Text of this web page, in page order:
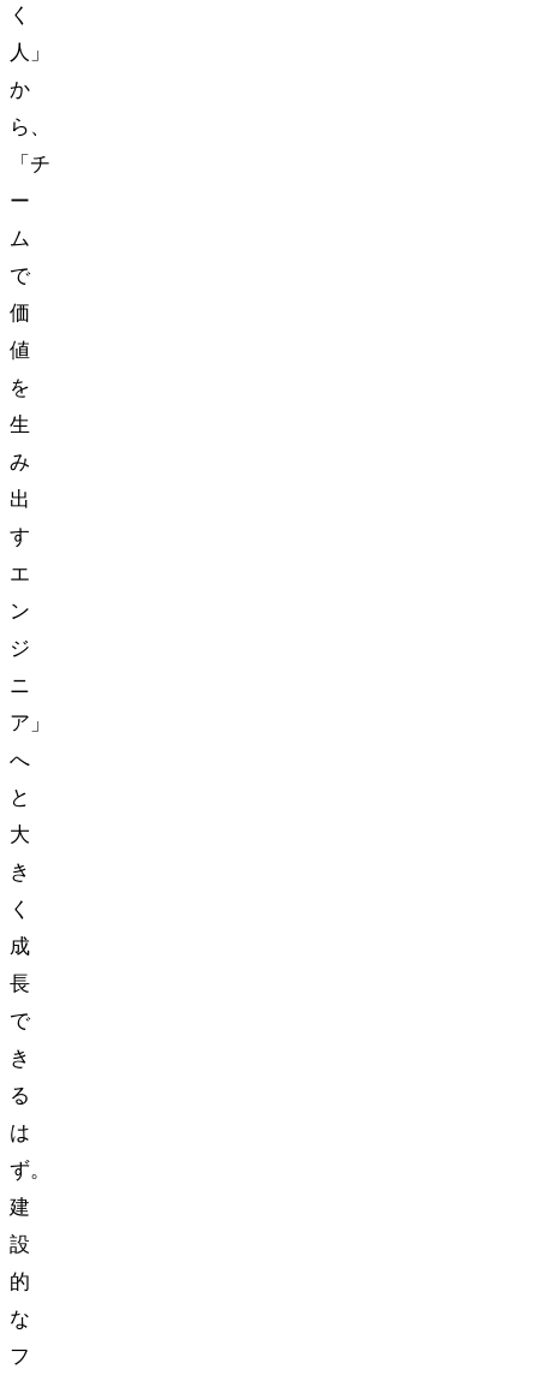
く
人」
か
ら、
「チ
ー
ム
で
価
値
を
生
み
出
す
エ
ン
ジ
ニ
ア」
へ
と
大
き
く
成
長
で
き
る
は
ず。
建
設
的
な
フ